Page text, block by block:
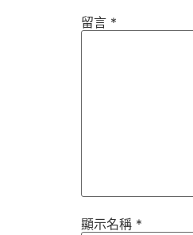
留言 *
顯示名稱 *